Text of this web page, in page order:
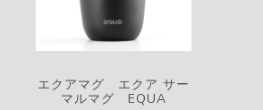
エクアマグ エクア サー
マルマグ EQUA